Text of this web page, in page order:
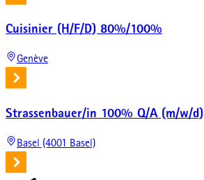
Cuisinier (H/F/D) 80%/100%
Genève
Strassenbauer/in 100% Q/A (m/w/d)
Basel (4001 Basel)